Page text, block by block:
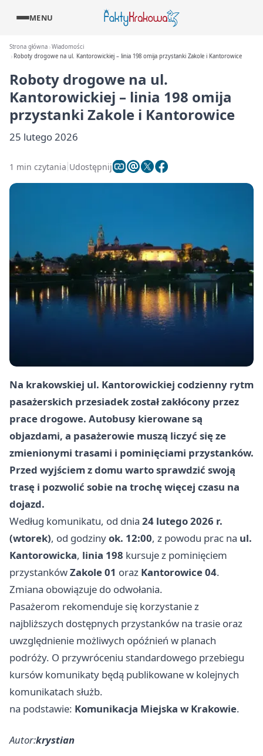
MENU
Strona główna Wiadomości
Roboty drogowe na ul. Kantorowickiej – linia 198 omija przystanki Zakole i Kantorowice
Roboty drogowe na ul.
Kantorowickiej – linia 198 omija
przystanki Zakole i Kantorowice
25 lutego 2026
1 min czytania Udostępnij
Na krakowskiej ul. Kantorowickiej codzienny rytm
pasażerskich przesiadek został zakłócony przez
prace drogowe. Autobusy kierowane są
objazdami, a pasażerowie muszą liczyć się ze
zmienionymi trasami i pominięciami przystanków.
Przed wyjściem z domu warto sprawdzić swoją
trasę i pozwolić sobie na trochę więcej czasu na
dojazd.
Według komunikatu, od dnia 24 lutego 2026 r.
(wtorek), od godzinyok. 12:00, z powodu prac na ul.
Kantorowicka, linia 198 kursuje z pominięciem
przystankówZakole 01 oraz Kantorowice 04.
Zmiana obowiązuje do odwołania.
Pasażerom rekomenduje się korzystanie z
najbliższych dostępnych przystanków na trasie oraz
uwzględnienie możliwych opóźnień w planach
podróży. O przywróceniu standardowego przebiegu
kursów komunikaty będą publikowane w kolejnych
komunikatach służb.
na podstawie: Komunikacja Miejska w Krakowie.
Autor:krystian